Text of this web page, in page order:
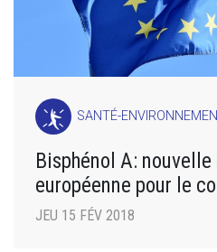
SANTÉ-
Bisphénol A:
européenne pour le
JEU 15 FÉV 2018